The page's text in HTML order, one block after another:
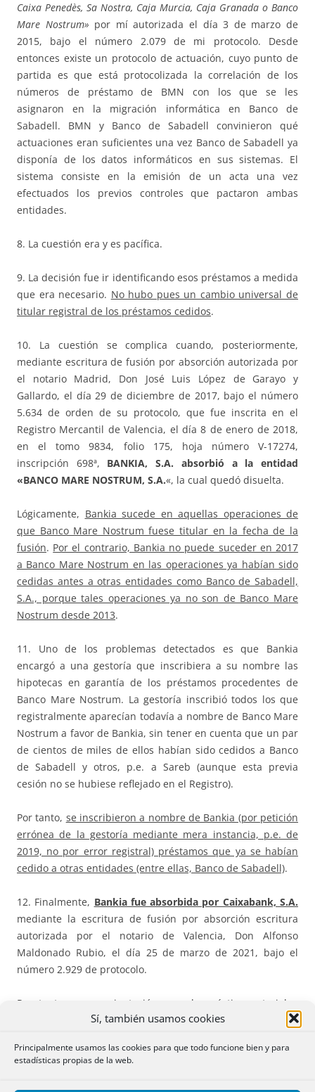
Sí, también usamos cookies
Principalmente usamos las cookies para que todo funcione bien y para
estadísticas propias de la web.
Caixa Penedès, Sa Nostra, Caja Murcia, Caja Granada o Banco
Mare Nostrum» por mí autorizada el día 3 de marzo de
2015, bajo el número 2.079 de mi protocolo. Desde
entonces existe un protocolo de actuación, cuyo punto de
partida es que está protocolizada la correlación de los
números de préstamo de BMN con los que se les
asignaron en la migración informática en Banco de
Sabadell. BMN y Banco de Sabadell convinieron qué
actuaciones eran suficientes una vez Banco de Sabadell ya
disponía de los datos informáticos en sus sistemas. El
sistema consiste en la emisión de un acta una vez
efectuados los previos controles que pactaron ambas
entidades.
8. La cuestión era y es pacífica.
9. La decisión fue ir identificando esos préstamos a medida
que era necesario. No hubo pues un cambio universal de
titular registral de los préstamos cedidos.
10. La cuestión se complica cuando, posteriormente,
mediante escritura de fusión por absorción autorizada por
el notario Madrid, Don José Luis López de Garayo y
Gallardo, el día 29 de diciembre de 2017, bajo el número
5.634 de orden de su protocolo, que fue inscrita en el
Registro Mercantil de Valencia, el día 8 de enero de 2018,
en el tomo 9834, folio 175, hoja número V-17274,
inscripción 698ª, BANKIA, S.A. absorbió a la entidad
«BANCO MARE NOSTRUM, S.A.«, la cual quedó disuelta.
Lógicamente, Bankia sucede en aquellas operaciones de
que Banco Mare Nostrum fuese titular en la fecha de la
fusión. Por el contrario, Bankia no puede suceder en 2017
a Banco Mare Nostrum en las operaciones ya habían sido
cedidas antes a otras entidades como Banco de Sabadell,
S.A., porque tales operaciones ya no son de Banco Mare
Nostrum desde 2013.
11. Uno de los problemas detectados es que Bankia
encargó a una gestoría que inscribiera a su nombre las
hipotecas en garantía de los préstamos procedentes de
Banco Mare Nostrum. La gestoría inscribió todos los que
registralmente aparecían todavía a nombre de Banco Mare
Nostrum a favor de Bankia, sin tener en cuenta que un par
de cientos de miles de ellos habían sido cedidos a Banco
de Sabadell y otros, p.e. a Sareb (aunque esta previa
cesión no se hubiese reflejado en el Registro).
Por tanto, se inscribieron a nombre de Bankia (por petición
errónea de la gestoría mediante mera instancia, p.e. de
2019, no por error registral) préstamos que ya se habían
cedido a otras entidades (entre ellas, Banco de Sabadell).
12. Finalmente, Bankia fue absorbida por Caixabank, S.A.
mediante la escritura de fusión por absorción escritura
autorizada por el notario de Valencia, Don Alfonso
Maldonado Rubio, el día 25 de marzo de 2021, bajo el
número 2.929 de protocolo.
Por tanto, como orientación para la práctica notarial y
registral, podemos establecer estas conclusiones.
1º Los préstamos inicialmente concedidos por Caixa
Nostra (Caja Baleares) pasaron todos a Banco Mare